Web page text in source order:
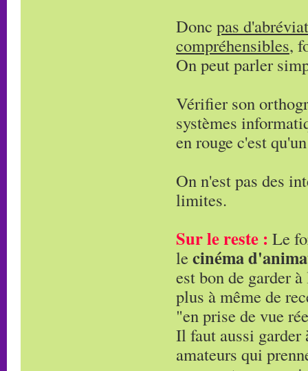
Donc pas
compréhensibles,
On peut parler
Vérifier son
systèmes
en rouge c'est
On n'est pas des
limites.
Sur le reste : Le
le cinéma
est bon de garder
plus à même de
"en prise de vue
Il faut aussi garder
amateurs qui